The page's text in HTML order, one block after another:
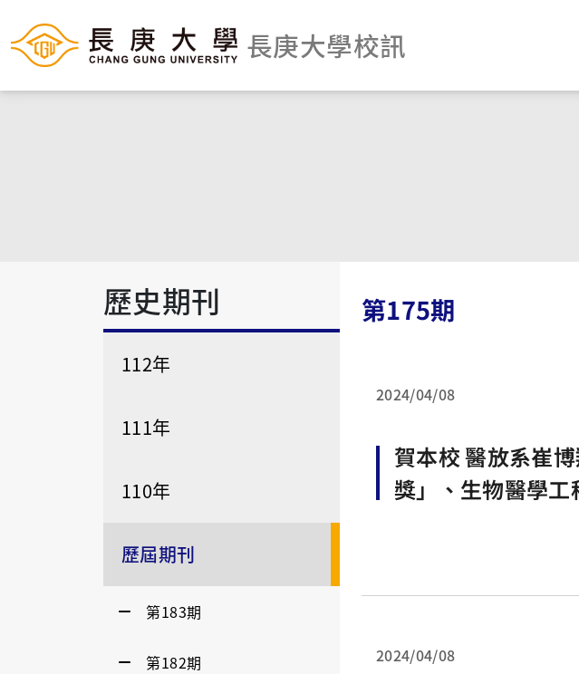
長庚大學校訊
歷史期刊
112年
111年
110年
歷屆期刊
第183期
第182期
第175期
2024/04/08
賀本校 醫放系崔
獎」、生物醫學
2024/04/08